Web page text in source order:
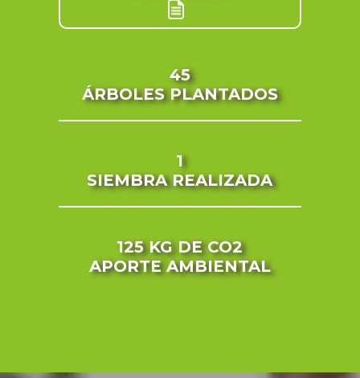
45
ÁRBOLES PLANTADOS
1
SIEMBRA REALIZADA
125 KGDE CO2
APORTE AMBIENTAL